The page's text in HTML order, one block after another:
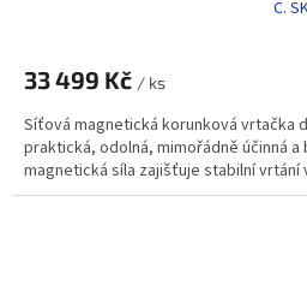
C.
33 499 Kč / ks
Síťová magnetická korunková vrtačka
praktická, odolná, mimořádně účinná a
magnetická síla zajišťuje stabilní vrtání